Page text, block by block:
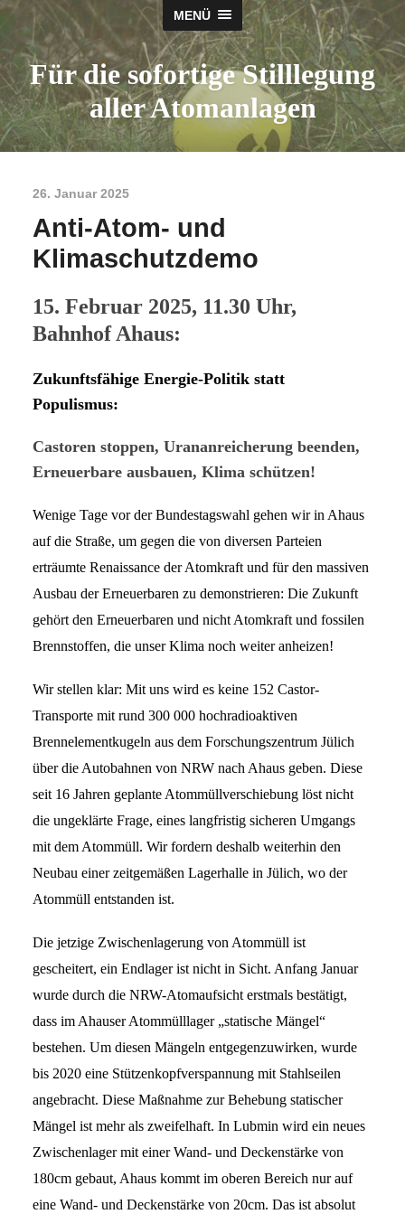
MENÜ
Für die sofortige Stilllegung
aller Atomanlagen
26. Januar 2025
Anti-Atom- und
Klimaschutzdemo
15. Februar 2025, 11.30 Uhr,
Bahnhof Ahaus:
Zukunftsfähige Energie-Politik statt
Populismus:
Castoren stoppen, Urananreicherung beenden,
Erneuerbare ausbauen, Klima schützen!
Wenige Tage vor der Bundestagswahl gehen wir in Ahaus
auf die Straße, um gegen die von diversen Parteien
erträumte Renaissance der Atomkraft und für den massiven
Ausbau der Erneuerbaren zu demonstrieren: Die Zukunft
gehört den Erneuerbaren und nicht Atomkraft und fossilen
Brennstoffen, die unser Klima noch weiter anheizen!
Wirstellen klar: Mit uns wird es keine 152 Castor-
Transporte mit rund 300 000 hochradioaktiven
Brennelementkugeln aus dem Forschungszentrum Jülich
über die Autobahnen von NRW nach Ahaus geben. Diese
seit 16 Jahren geplante Atommüllverschiebung löst nicht
die ungeklärte Frage, eines langfristig sicheren Umgangs
mit dem Atommüll. Wir fordern deshalb weiterhin den
Neubau einer zeitgemäßen Lagerhalle in Jülich, wo der
Atommüll entstanden ist.
Die jetzige Zwischenlagerung von Atommüll ist
gescheitert, ein Endlager ist nicht in Sicht. Anfang Januar
wurde durch die NRW-Atomaufsicht erstmals bestätigt,
dass im Ahauser Atommülllager „statische Mängel“
bestehen. Um diesen Mängeln entgegenzuwirken, wurde
bis 2020 eine Stützenkopfverspannung mit Stahlseilen
angebracht. Diese Maßnahme zur Behebung statischer
Mängel ist mehr als zweifelhaft. In Lubmin wird ein neues
Zwischenlager mit einer Wand- und Deckenstärke von
180cm gebaut, Ahaus kommt im oberen Bereich nur auf
eine Wand- und Deckenstärke von 20cm. Das ist absolut